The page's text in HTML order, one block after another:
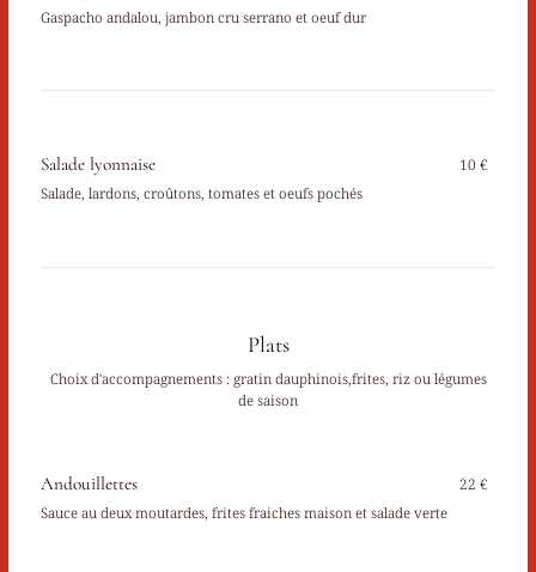
Gaspacho andalou, jambon cru serrano et oeuf dur
Salade lyonnaise
Salade, lardons, croûtons, tomates et oeufs pochés
10 €
Plats
Choix d'accompagnements : gratin dauphinois,frites, riz ou légumes
de saison
Andouillettes
Sauce au deux moutardes, frites fraiches maison et salade verte
22 €